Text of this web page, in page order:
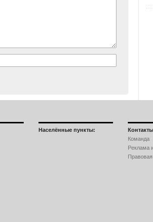
Населённые пункты:
Команда
Реклама